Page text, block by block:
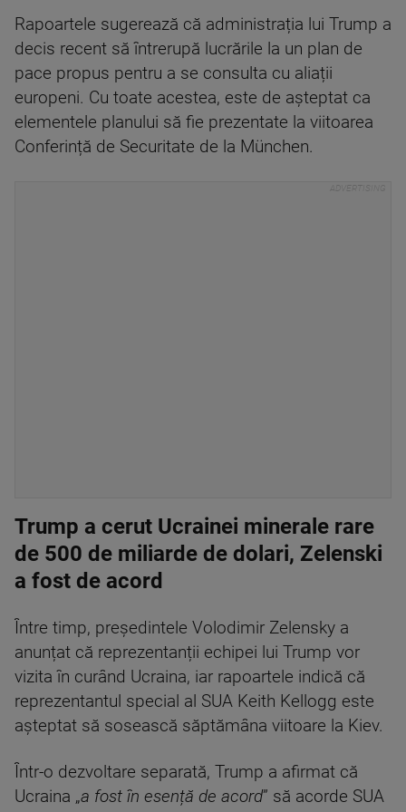
Rapoartele sugerează că administrația lui Trump a
decis recent să întrerupă lucrările la un plan de
pace propus pentru a se consulta cu aliații
europeni. Cu toate acestea, este de așteptat ca
elementele planului să fie prezentate la viitoarea
Conferință de Securitate de la München.
Trump a cerut Ucrainei minerale rare
de 500 de miliarde de dolari, Zelenski
a fost de acord
Între timp, președintele Volodimir Zelensky a
anunțat că reprezentanții echipei lui Trump vor
vizita în curând Ucraina, iar rapoartele indică că
reprezentantul special al SUA Keith Kellogg este
așteptat să sosească săptămâna viitoare la Kiev.
Într-o dezvoltare separată, Trump a afirmat că
Ucraina „a fost în esență de acord” să acorde SUA